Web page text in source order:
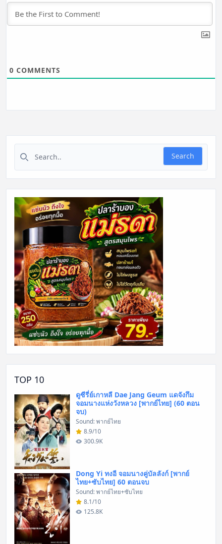
0 COMMENTS
Search for:
Search
TOP 10
ดูซีรี่ย์เกาหลี Dae Jang Geum แดจังกึม
จอมนางแห่งวังหลวง [พากย์ไทย] (60 ตอน
จบ)
Sound: พากย์ไทย
8.9/10
300.9K
Dong Yi ทงอี จอมนางคู่บัลลังก์ [พากย์
ไทย+ซับไทย] 60 ตอนจบ
Sound: พากย์ไทย+ซับไทย
8.1/10
125.8K